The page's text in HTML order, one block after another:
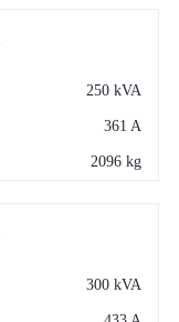
250 kVA
361 A
2096 kg
300 kVA